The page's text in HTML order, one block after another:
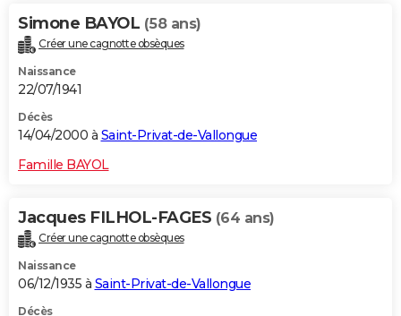
Simone BAYOL (58 ans)
Créer une cagnotte obsèques
Naissance
22/07/1941
Décès
14/04/2000 à Saint-Privat-de-Vallongue
Famille BAYOL
Jacques FILHOL-FAGES (64 ans)
Créer une cagnotte obsèques
Naissance
06/12/1935 à Saint-Privat-de-Vallongue
Décès